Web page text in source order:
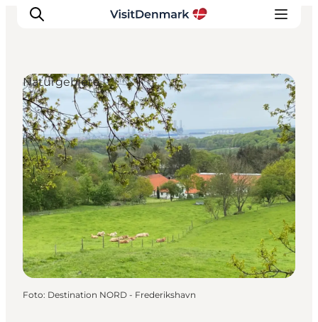
Inspiration
Regionen
Erlebnisse
Unterkünfte
Reiseplanung
Naturgebiete
Foto: Destination NORD - Frederikshavn